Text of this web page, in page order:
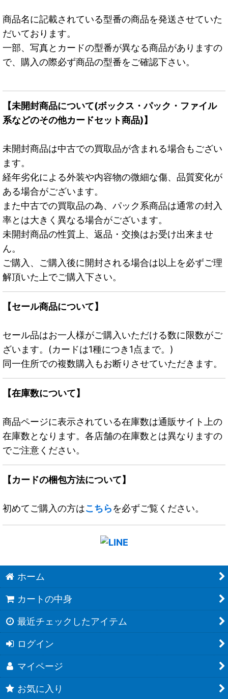
商品名に記載されている型番の商品を発送させていた
だいております。
一部、写真とカードの型番が異なる商品がありますの
で、購入の際必ず商品の型番をご確認下さい。
【未開封商品について(ボックス・パック・ファイル
系などのその他カードセット商品)】
未開封商品は中古での買取品が含まれる場合もござい
ます。
経年劣化による外装や内容物の微細な傷、品質変化が
ある場合がございます。
また中古での買取品の為、パック系商品は通常の封入
率とは大きく異なる場合がございます。
未開封商品の性質上、返品・交換はお受け出来ませ
ん。
ご購入、ご購入後に開封される場合は以上を必ずご理
解頂いた上でご購入下さい。
【セール商品について】
セール品はお一人様がご購入いただける数に限数がご
ざいます。(カードは1種につき1点まで。)
同一住所での複数購入もお断りさせていただきます。
【在庫数について】
商品ページに表示されている在庫数は通販サイト上の
在庫数となります。各店舗の在庫数とは異なりますの
でご注意ください。
【カードの梱包方法について】
初めてご購入の方はこちらを必ずご覧ください。
ホーム
カートの中身
最近チェックしたアイテム
ログイン
マイページ
お気に入り